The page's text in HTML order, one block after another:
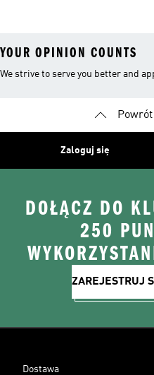
YOUR OPINION COUNTS
We strive to serve you better and
Zaloguj się
DOŁĄCZ DO
250
ZAREJESTRUJ
Dostawa